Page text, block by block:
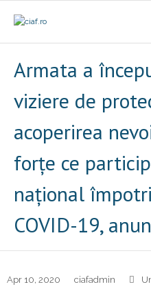
- Cariere
- Comunicat
Firme incubate
SAL
Armata a
viziere de
acoperirea
forțe ce
național
COVID-19,
Apr 10, 2020 ciafadmin